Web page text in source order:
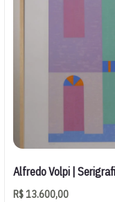
Alfredo Volpi |
R$13.600,00